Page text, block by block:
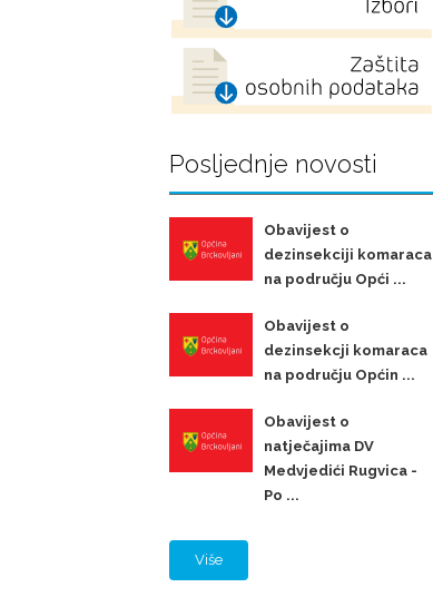
Posljednje novosti
Obavijest o
dezinsekciji komaraca
na području Opći ...
Obavijest o
dezinsekcji komaraca
na području Općin ...
Obavijest o
natječajima DV
Medvjedići Rugvica -
Po ...
Više